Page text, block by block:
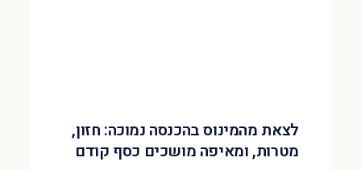
לצאת מהמינוס בהכנסה נמוכה: חזון,
מטרות, ומאיפה מושכים כסף קודם